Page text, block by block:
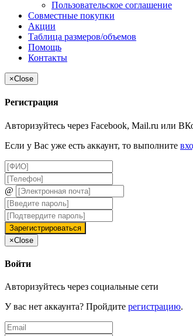
Пользовательское соглашение
Совместные покупки
Акции
Таблица размеров/объемов
Помощь
Контакты
×Close
Регистрация
Авторизуйтесь через Facebook, Mail.ru или
Если у Вас уже есть аккаунт, то выполните
@
×Close
Войти
Авторизуйтесь через социальные сети
У вас нет аккаунта? Пройдите регистрацию.